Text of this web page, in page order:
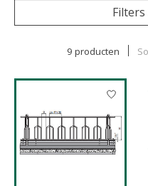
9 producten